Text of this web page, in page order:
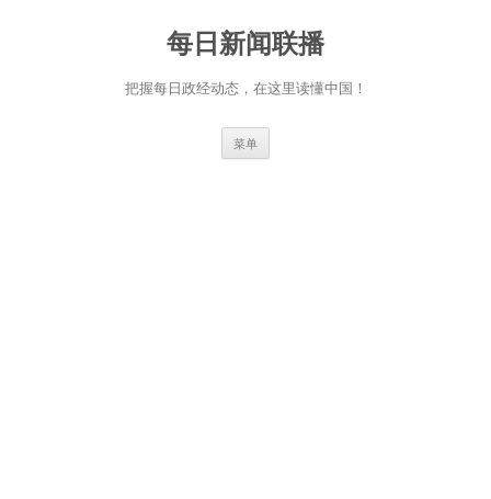
每日新闻联播
把握每日政经动态，在这里读懂中国！
菜单